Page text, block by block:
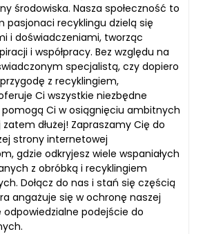
środowiska. Nasza społeczność to
pasjonaci recyklingu dzielą się
i doświadczeniami, tworząc
i współpracy. Bez względu na
specjalistą, czy dopiero
z recyklingiem,
Ci wszystkie niezbędne
Ci w osiągnięciu ambitnych
zatem dłużej! Zapraszamy Cię do
strony internetowej
gdzie odkryjesz wiele wspaniałych
z obróbką i recyklingiem
Dołącz do nas i stań się częścią
angażuje się w ochronę naszej
podejście do